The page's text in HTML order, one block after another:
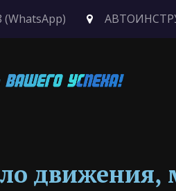
(WhatsApp)
движения,